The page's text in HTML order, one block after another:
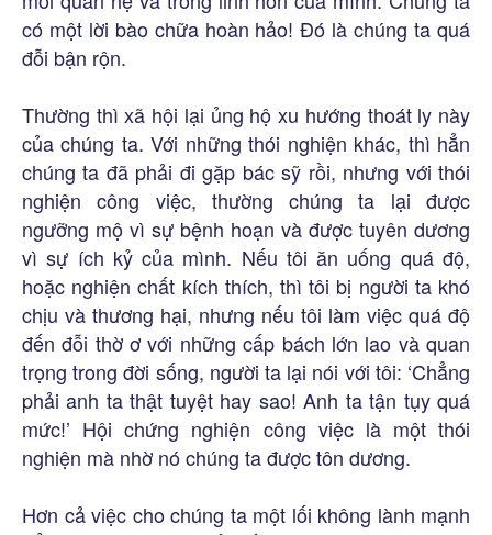
có một lời bào chữa hoàn hảo! Đó là chúng ta quá
đỗi bận rộn.
Thường thì xã hội lại ủng hộ xu hướng thoát ly này
của chúng ta. Với những thói nghiện khác, thì hẳn
chúng ta đã phải đi gặp bác sỹ rồi, nhưng với thói
nghiện công việc, thường chúng ta lại được
ngưỡng mộ vì sự bệnh hoạn và được tuyên dương
vì sự ích kỷ của mình. Nếu tôi ăn uống quá độ,
hoặc nghiện chất kích thích, thì tôi bị người ta khó
chịu và thương hại, nhưng nếu tôi làm việc quá độ
đến đỗi thờ ơ với những cấp bách lớn lao và quan
trọng trong đời sống, người ta lại nói với tôi: ‘Chẳng
phải anh ta thật tuyệt hay sao! Anh ta tận tụy quá
mức!’ Hội chứng nghiện công việc là một thói
nghiện mà nhờ nó chúng ta được tôn dương.
Hơn cả việc cho chúng ta một lối không lành mạnh